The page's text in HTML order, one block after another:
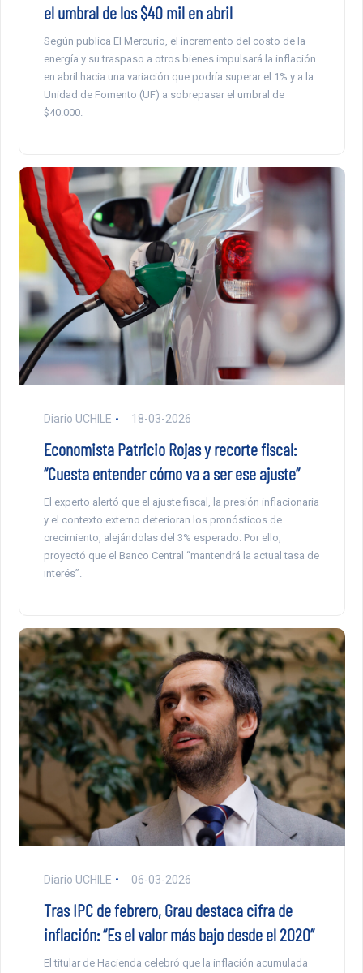
el umbral de los $40 mil en abril
Según publica El Mercurio, el incremento del costo de la
energía y su traspaso a otros bienes impulsará la inflación
en abril hacia una variación que podría superar el 1% y a la
Unidad de Fomento (UF) a sobrepasar el umbral de
$40.000.
Diario UCHILE 18-03-2026
Economista Patricio Rojas y recorte fiscal:
“Cuesta entender cómo va a ser ese ajuste”
El experto alertó que el ajuste fiscal, la presión inflacionaria
y el contexto externo deterioran los pronósticos de
crecimiento, alejándolas del 3% esperado. Por ello,
proyectó que el Banco Central “mantendrá la actual tasa de
interés”.
Diario UCHILE 06-03-2026
Tras IPC de febrero, Grau destaca cifra de
inflación: “Es el valor más bajo desde el 2020”
El titular de Hacienda celebró que la inflación acumulada